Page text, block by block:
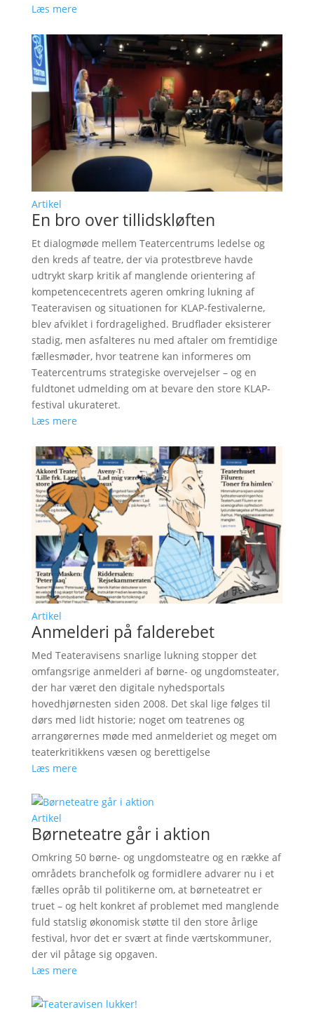
Læs mere
Artikel
En bro over tillidskløften
Et dialogmøde mellem Teatercentrums ledelse og
den kreds af teatre, der via protestbreve havde
udtrykt skarp kritik af manglende orientering af
kompetencecentrets ageren omkring lukning af
Teateravisen og situationen for KLAP-festivalerne,
blev afviklet i fordragelighed. Brudflader eksisterer
stadig, men asfalteres nu med aftaler om fremtidige
fællesmøder, hvor teatrene kan informeres om
Teatercentrums strategiske overvejelser – og en
fuldtonet udmelding om at bevare den store KLAP-
festival ukurateret.
Læs mere
Artikel
Anmelderi på falderebet
Med Teateravisens snarlige lukning stopper det
omfangsrige anmelderi af børne- og ungdomsteater,
der har været den digitale nyhedsportals
hovedhjørnesten siden 2008. Det skal lige følges til
dørs med lidt historie; noget om teatrenes og
arrangørernes møde med anmelderiet og meget om
teaterkritikkens væsen og berettigelse
Læs mere
Artikel
Børneteatre går i aktion
Omkring 50 børne- og ungdomsteatre og en række af
områdets branchefolk og formidlere advarer nu i et
fælles opråb til politikerne om, at børneteatret er
truet – og helt konkret af problemet med manglende
fuld statslig økonomisk støtte til den store årlige
festival, hvor det er svært at finde værtskommuner,
der vil påtage sig opgaven.
Læs mere